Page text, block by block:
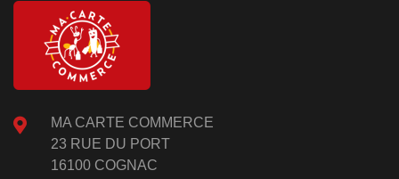
MA CARTE COMMERCE
23 RUE DU PORT
16100 COGNAC